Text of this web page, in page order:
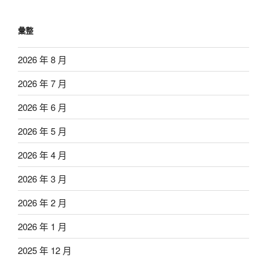
彙整
2026 年 8 月
2026 年 7 月
2026 年 6 月
2026 年 5 月
2026 年 4 月
2026 年 3 月
2026 年 2 月
2026 年 1 月
2025 年 12 月